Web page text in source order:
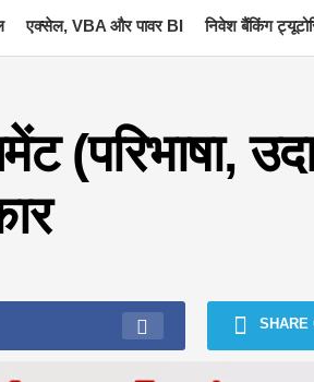
एक्सेल, VBA और पावर BI निवेश बैंकिंग
(परिभाषा,
SHARE